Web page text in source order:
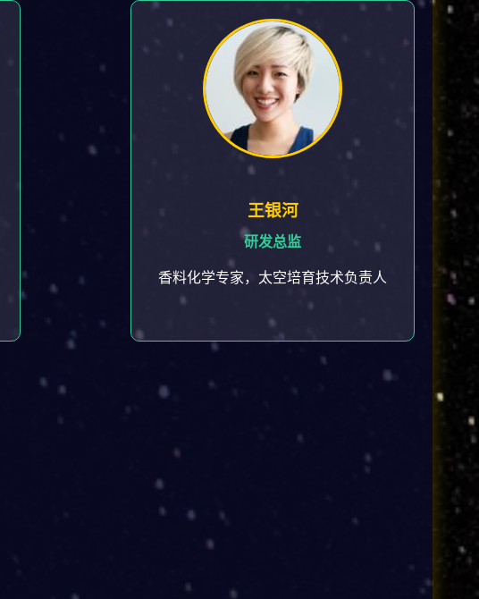
王银河
研发总监
香料化学专家，太空培育技术负责人